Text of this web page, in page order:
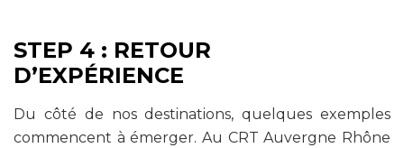
STEP 4 : RETOUR
D’EXPÉRIENCE
Du côté de nos destinations, quelques exemples
commencent à émerger. Au CRT Auvergne Rhône